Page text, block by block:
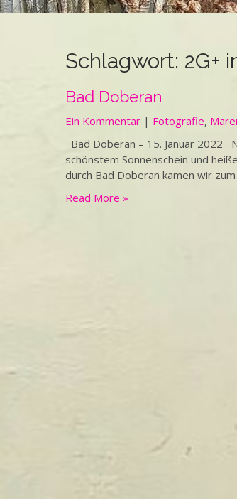
Schlagwort: 2G+
Bad Doberan
Ein Kommentar | Fotografie,
Bad Doberan – 15. Januar 2022
schönstem Sonnenschein und
durch Bad Doberan kamen wir
Read More »